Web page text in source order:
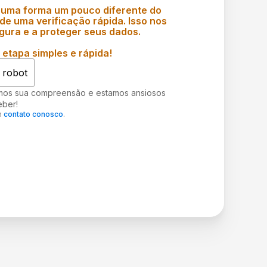
forma um pouco diferente do
uma verificação rápida. Isso nos
e a proteger seus dados.
simples e rápida!
robot
sua compreensão e estamos ansiosos
contato conosco.